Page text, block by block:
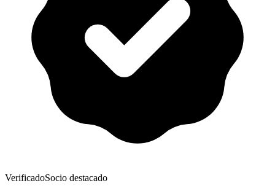
VerificadoSocio destacado